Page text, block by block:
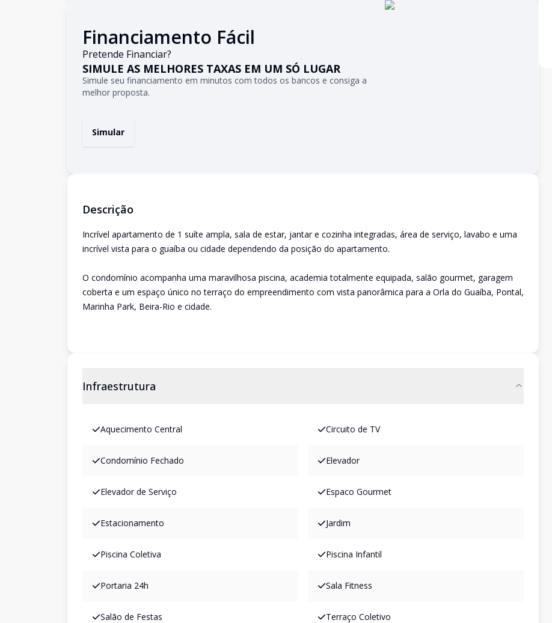
Financiamento Fácil
Pretende Financiar?
SIMULE AS MELHORES TAXAS EM UM SÓ LUGAR
Simule seu financiamento em minutos com todos os bancos e consiga a
melhor proposta.
Simular
Descrição
Incrível apartamento de 1 suíte ampla, sala de estar, jantar e cozinha integradas, área de serviço, lavabo e uma
incrível vista para o guaíba ou cidade dependendo da posição do apartamento.
O condomínio acompanha uma maravilhosa piscina, academia totalmente equipada, salão gourmet, garagem
coberta e um espaço único no terraço do empreendimento com vista panorâmica para a Orla do Guaíba, Pontal,
Marinha Park, Beira-Rio e cidade.
Infraestrutura
Aquecimento Central Circuito de TV
Condomínio Fechado Elevador
Elevador de Serviço Espaco Gourmet
Estacionamento Jardim
Piscina Coletiva Piscina Infantil
Portaria 24h Sala Fitness
Salão de Festas Terraço Coletivo